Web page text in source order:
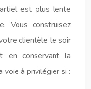
est plus lente
Vous construisez
clientèle le soir
en conservant la
voie à privilégier si :